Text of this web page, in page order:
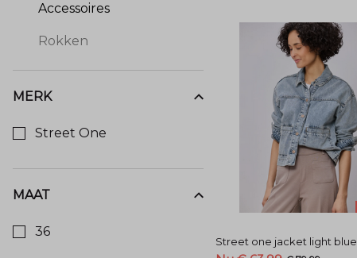
Accessoires
Rokken
MERK
Street One
MAAT
36
Street one jacket light blue